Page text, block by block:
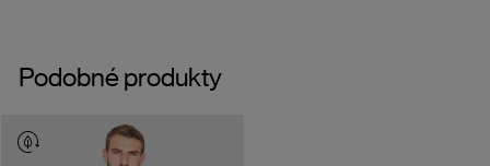
Podobné produkty